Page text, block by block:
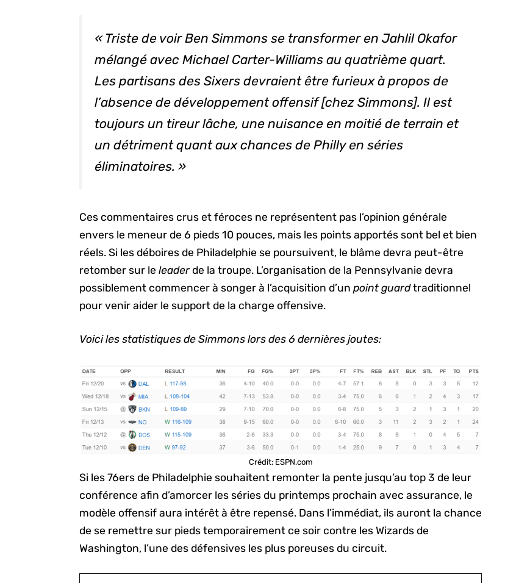
« Triste de voir Ben Simmons se transformer en Jahlil Okafor
mélangé avec Michael Carter-Williams au quatrième quart.
Les partisans des Sixers devraient être furieux à propos de
l’absence de développement offensif [chez Simmons]. Il est
toujours un tireur lâche, une nuisance en moitié de terrain et
un détriment quant aux chances dePhillyen séries
éliminatoires. »
Ces commentaires crus et féroces ne représentent pas l’opinion générale
envers le meneur de 6 pieds 10 pouces, mais les points apportés sont bel et bien
réels. Si les déboires de Philadelphie se poursuivent, le blâme devra peut-être
retomber sur leleaderde la troupe. L’organisation de la Pennsylvanie devra
possiblement commencer à songer à l’acquisition d’unpoint guardtraditionnel
pour venir aider le support de la charge offensive.
Voici les statistiques de Simmons lors des 6 dernières joutes:
Crédit: ESPN.com
Si les 76ers de Philadelphie souhaitent remonter la pente jusqu’au top 3 de leur
conférence afin d’amorcer les séries du printemps prochain avec assurance, le
modèle offensif aura intérêt à être repensé. Dans l’immédiat, ils auront la chance
de se remettre sur pieds temporairement ce soir contre les Wizards de
Washington, l’une des défensives les plus poreuses du circuit.